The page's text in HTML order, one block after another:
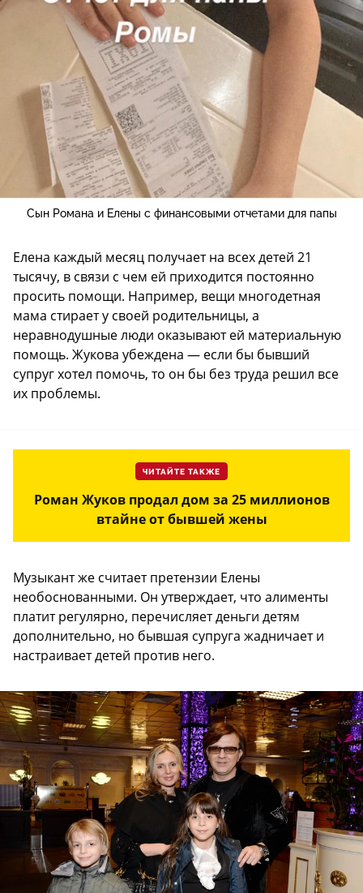
Сын Романа и Елены с финансовыми отчетами для папы
Елена каждый месяц получает на всех детей 21
тысячу, в связи с чем ей приходится постоянно
просить помощи. Например, вещи многодетная
мама стирает у своей родительницы, а
неравнодушные люди оказывают ей материальную
помощь. Жукова убеждена — если бы бывший
супруг хотел помочь, то он бы без труда решил все
их проблемы.
ЧИТАЙТЕ ТАКЖЕ
Роман Жуков продал дом за 25 миллионов
втайне от бывшей жены
Музыкант же считает претензии Елены
необоснованными. Он утверждает, что алименты
платит регулярно, перечисляет деньги детям
дополнительно, но бывшая супруга жадничает и
настраивает детей против него.